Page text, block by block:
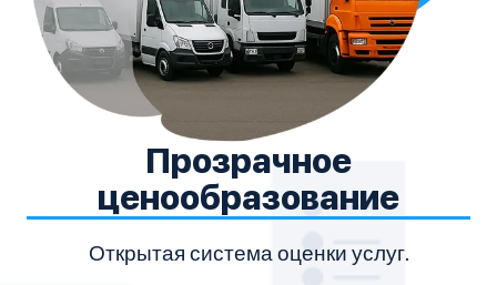
Прозрачное
ценообразование
Открытая система оценки услуг.